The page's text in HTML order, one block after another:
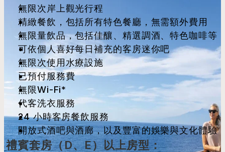
無限次岸上觀光行程
精緻餐飲，包括所有特色餐廳，無需額外費用
無限量飲品，包括佳釀、精選調酒、特色咖啡等
可依個人喜好每日補充的客房迷你吧
無限次使用水療設施
已預付服務費
無限Wi-Fi*
代客洗衣服務
24 小時客房餐飲服務
開放式酒吧與酒廊，以及豐富的娛樂與文化體驗
禮賓套房（D、E）以上房型：